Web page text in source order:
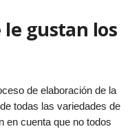
le gustan los
de elaboración de la
todas las variedades de
en cuenta que no todos